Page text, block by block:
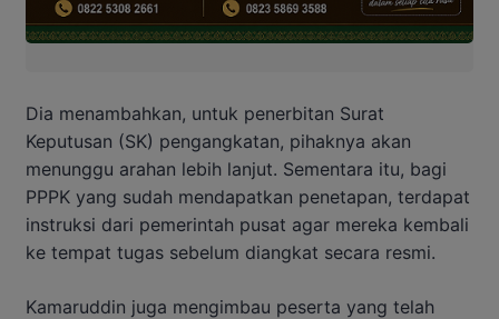
Dia menambahkan, untuk penerbitan Surat
Keputusan (SK) pengangkatan, pihaknya akan
menunggu arahan lebih lanjut. Sementara itu, bagi
PPPK yang sudah mendapatkan penetapan, terdapat
instruksi dari pemerintah pusat agar mereka kembali
ke tempat tugas sebelum diangkat secara resmi.
Kamaruddin juga mengimbau peserta yang telah